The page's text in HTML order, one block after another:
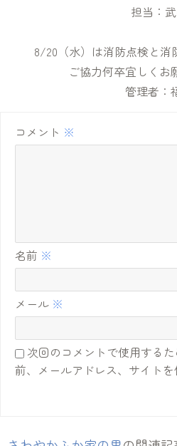
担当：
8/20（水）は消防点検と消
ご協力何卒宜しくお
管理者：
コメント ※
名前 ※
メール ※
次回のコメントで使用する
前、メールアドレス、サイトを